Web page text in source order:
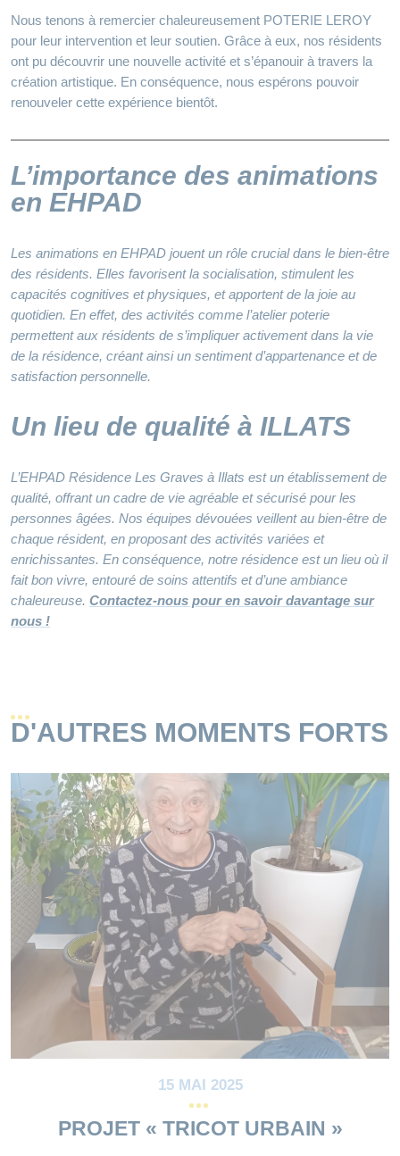
Nous tenons à remercier chaleureusement POTERIE LEROY
pour leur intervention et leur soutien. Grâce à eux, nos résidents
ont pu découvrir une nouvelle activité et s’épanouir à travers la
création artistique. En conséquence, nous espérons pouvoir
renouveler cette expérience bientôt.
L’importance des animations
en EHPAD
Les animations en EHPAD jouent un rôle crucial dans le bien-être
des résidents. Elles favorisent la socialisation, stimulent les
capacités cognitives et physiques, et apportent de la joie au
quotidien. En effet, des activités comme l’atelier poterie
permettent aux résidents de s’impliquer activement dans la vie
de la résidence, créant ainsi un sentiment d’appartenance et de
satisfaction personnelle.
Un lieu de qualité à ILLATS
L’EHPAD Résidence Les Graves à Illats est un établissement de
qualité, offrant un cadre de vie agréable et sécurisé pour les
personnes âgées. Nos équipes dévouées veillent au bien-être de
chaque résident, en proposant des activités variées et
enrichissantes. En conséquence, notre résidence est un lieu où il
fait bon vivre, entouré de soins attentifs et d’une ambiance
chaleureuse. Contactez-nous pour en savoir davantage sur
nous !
D'AUTRES MOMENTS FORTS
15 MAI 2025
PROJET « TRICOT URBAIN »